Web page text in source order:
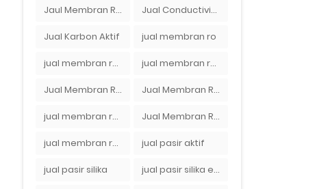
Jaul Membran Ro 2000 GPD Harga Murah Jual Conductivity Meter Lutron
Jual Karbon Aktif jual membran ro
jual membran ro 2000 gpd murah jual membran ro di bandung
Jual Membran RO Di Jakarta Selatan Jual Membran RO Di Lampung
jual membran ro di surabaya Jual Membran Ro Murah : 082140002080
jual membran ro murah surabaya jual pasir aktif
jual pasir silika jual pasir silika eceran